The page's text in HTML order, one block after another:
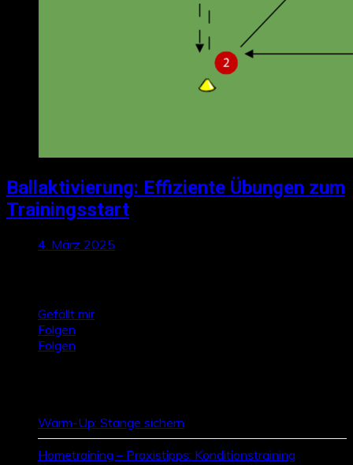
Ballaktivierung: Effiziente Übungen zum
Trainingsstart
4. März 2025
Gefällt mir
Folgen
Folgen
Warm-Up: Stange sichern
Hometraining – Praxistipps: Konditionstraining